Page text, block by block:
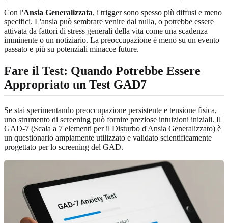
Con l'Ansia Generalizzata, i trigger sono spesso più diffusi e meno
specifici. L'ansia può sembrare venire dal nulla, o potrebbe essere
attivata da fattori di stress generali della vita come una scadenza
imminente o un notiziario. La preoccupazione è meno su un evento
passato e più su potenziali minacce future.
Fare il Test: Quando Potrebbe Essere
Appropriato un Test GAD7
Se stai sperimentando preoccupazione persistente e tensione fisica,
uno strumento di screening può fornire preziose intuizioni iniziali. Il
GAD-7 (Scala a 7 elementi per il Disturbo d'Ansia Generalizzato) è
un questionario ampiamente utilizzato e validato scientificamente
progettato per lo screening del GAD.